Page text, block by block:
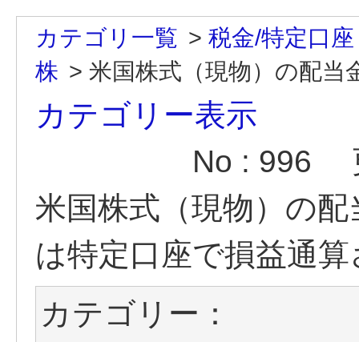
カテゴリ一覧 > 税金/特定口座
株 > 米国株式（現物）の配当
カテゴリー表示
No : 996
米国株式（現物）の
は特定口座で損益通
カテゴリー：